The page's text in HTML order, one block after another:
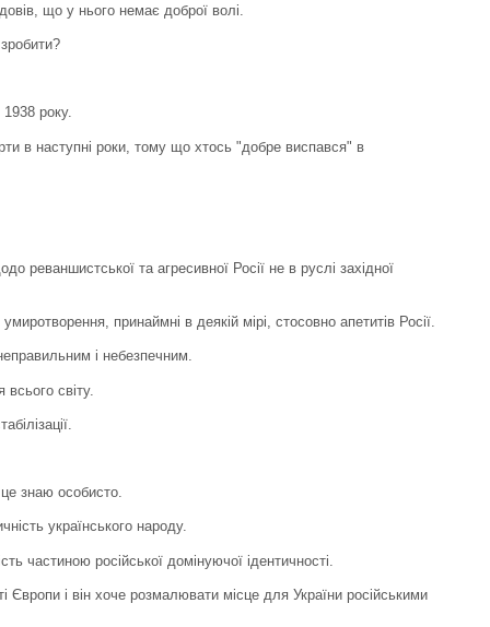
що у нього немає доброї волі.
1938 року.
в наступні роки, тому що хтось "добре виспався" в
реваншистської та агресивної Росії не в руслі західної
принаймні в деякій мірі, стосовно апетитів Росії.
і небезпечним.
світу.
знаю особисто.
українського народу.
частиною російської домінуючої ідентичності.
Європи і він хоче розмалювати місце для України російськими